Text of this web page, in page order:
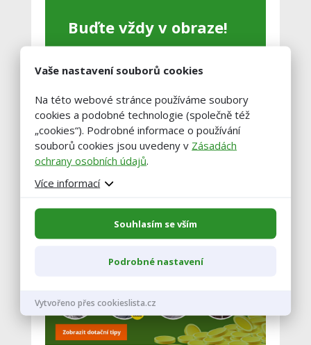
Buďte vždy v obraze!
pošleme výběr těch nejzajímavější
Vaše nastavení souborů cookies
Na této webové stránce používáme soubory
cookies a podobné technologie (společně též
„cookies“). Podrobné informace o používání
souborů cookies jsou uvedeny v Zásadách
ochrany osobních údajů.
Více informací
Souhlasím se vším
Podrobné nastavení
Vytvořeno přes cookieslista.cz